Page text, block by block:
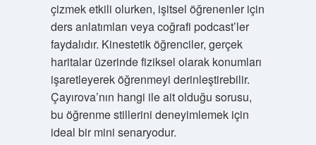
çizmek etkili olurken, işitsel öğrenenler için
ders anlatımları veya coğrafi podcast’ler
faydalıdır. Kinestetik öğrenciler, gerçek
haritalar üzerinde fiziksel olarak konumları
işaretleyerek öğrenmeyi derinleştirebilir.
Çayırova’nın hangi ile ait olduğu sorusu,
bu öğrenme stillerini deneyimlemek için
ideal bir mini senaryodur.